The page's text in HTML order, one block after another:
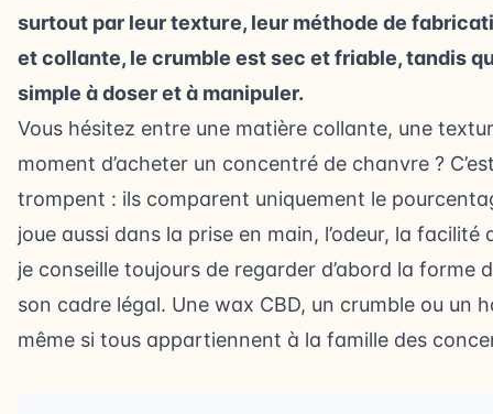
surtout par leur texture, leur méthode de
et collante, le crumble est sec et friable, tandis
simple à doser et à manipuler.
Vous hésitez entre une matière collante, une
moment d’acheter un concentré de chanvre ?
trompent : ils comparent uniquement le
joue aussi dans la prise en main, l’odeur, la
je conseille toujours de regarder d’abord la forme
son cadre légal. Une wax CBD, un crumble ou un
même si tous appartiennent à la famille des